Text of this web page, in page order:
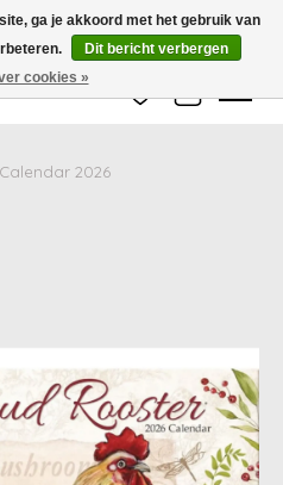
met 25 januari. Houd er rekening mee
periode langer kan zijn dan
Verlanglijst
2026
ga je akkoord met het gebruik van
Dit bericht verbergen
cookies »